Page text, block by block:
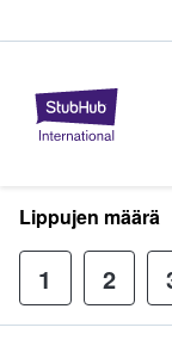
Lippujen määrä
1 2